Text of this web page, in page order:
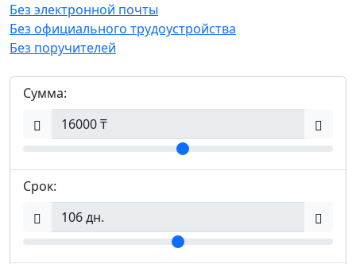
Без электронной почты
Без официального трудоустройства
Без поручителей
Сумма:
Срок: